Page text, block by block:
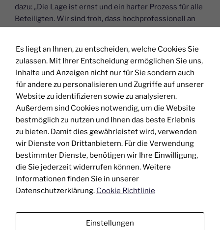
dazu: „Die Lage ist ernst und ein harter Prozess für alle
Beteiligten. Wir sind froh, dass hochprofessionell an
einer Lösung gearbeitet wird und ein klarer, wenn auch
Beschäftigten bis Weihnachten eine Perspektive gibt,
wie es im neuen Jahr für sie weitergeht.“
Aktuell arbeite man, so die Krankenhausvertreter, an
einem Sanierungsplan für den Medizinstandort.
Kritische Stellen seien vor allem die geringe Anzahl
elektiver Eingriffe, die betriebswirtschaftlich nicht
rentable Geburtshilfe sowie ein Sanierungsstau von
rund 30 Mio. Euro bei den Liegenschaften.
Die für Geesthacht zuständige Abgeordnete Andrea
Tschacher zeigte sich nach der Ausschusssitzung
besorgt und versprach, den Prozess in den
Es liegt an Ihnen, zu entscheiden, welche Cookies Sie
zulassen. Mit Ihrer Entscheidung ermöglichen Sie uns,
Inhalte und Anzeigen nicht nur für Sie sondern auch
für andere zu personalisieren und Zugriffe auf unserer
Website zu identifizieren sowie zu analysieren.
Außerdem sind Cookies notwendig, um die Website
bestmöglich zu nutzen und Ihnen das beste Erlebnis
zu bieten. Damit dies gewährleistet wird, verwenden
wir Dienste von Drittanbietern. Für die Verwendung
bestimmter Dienste, benötigen wir Ihre Einwilligung,
die Sie jederzeit widerrufen können. Weitere
Informationen finden Sie in unserer
Datenschutzerklärung. Cookie Richtlinie
Einstellungen
Technisch
notwendig